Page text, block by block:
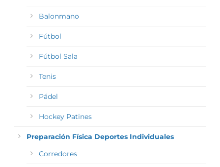
Balonmano
Fútbol
Fútbol Sala
Tenis
Pádel
Hockey Patines
Preparación Física Deportes Individuales
Corredores